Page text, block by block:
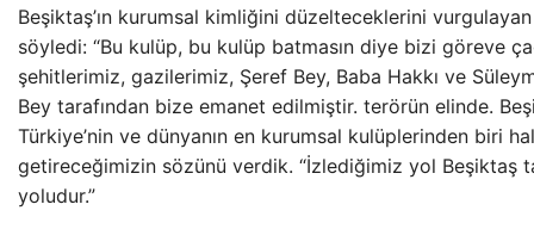
Beşiktaş’ın kurumsal kimliğini düzelteceklerini
söyledi: “Bu kulüp, bu kulüp batmasın diye bizi göreve
şehitlerimiz, gazilerimiz, Şeref Bey, Baba Hakkı ve
Bey tarafından bize emanet edilmiştir. terörün elinde.
Türkiye’nin ve dünyanın en kurumsal kulüplerinden biri
getireceğimizin sözünü verdik. “İzlediğimiz yol Beşiktaş
yoludur.”